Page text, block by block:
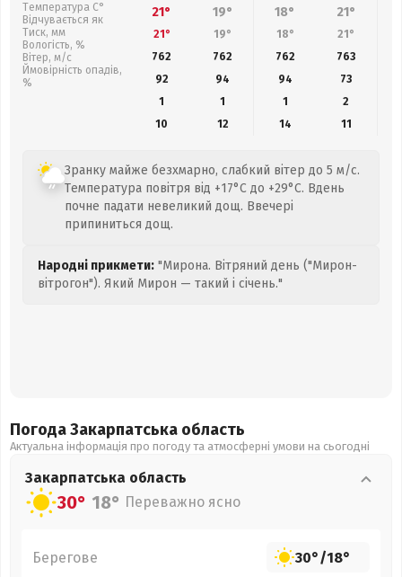
Температура С°
Відчувається як
Тиск, мм
Вологість, %
Вітер, м/с
Ймовірність опадів,
%
21° 19° 18° 21°
21° 19° 18° 21°
762
762 762 763
92
94 94
73
1
1 1
2
10
12 14 11
Зранку майже безхмарно, слабкий вітер до 5 м/с.
Температура повітря від +17°C до +29°C. Вдень
почне падати невеликий дощ. Ввечері
припиниться дощ.
Народні прикмети: "Мирона. Вітряний день ("Мирон-
вітрогон"). Який Мирон — такий і січень."
Погода Закарпатська область
Актуальна інформація про погоду та атмосферні умови на сьогодні
Закарпатська область
30° 18° Переважно ясно
Берегове 30°/18°